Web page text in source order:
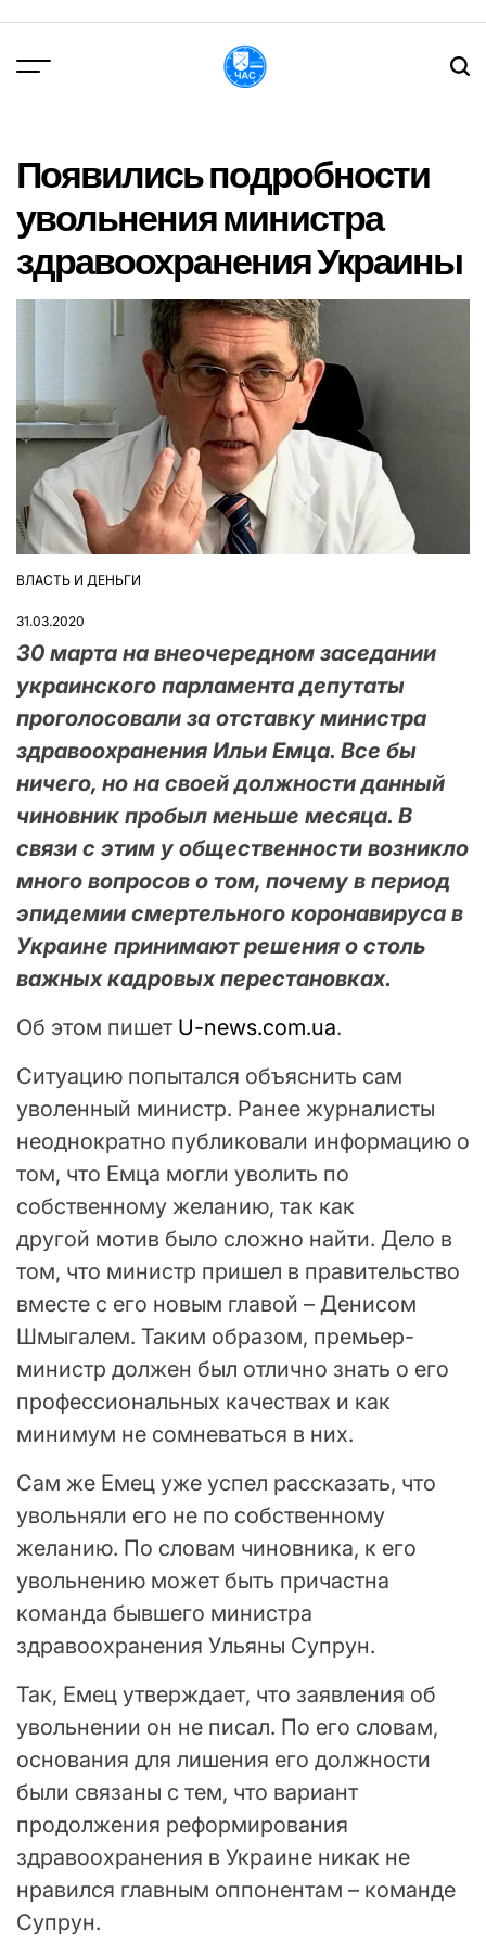
вмісту
Появились подробности
увольнения министра
здравоохранения Украины
ОПУБЛІКУВАТИ
ВЛАСТЬ И ДЕНЬГИ
31.03.2020
30 марта на внеочередном заседании
украинского парламента депутаты
проголосовали за отставку министра
здравоохранения Ильи Емца. Все бы
ничего, но на своей должности данный
чиновник пробыл меньше месяца. В
связи с этим у общественности возникло
много вопросов о том, почему в период
эпидемии смертельного коронавируса в
Украине принимают решения о столь
важных кадровых перестановках.
Об этом пишет U-news.com.ua.
Ситуацию попытался объяснить сам
уволенный министр. Ранее журналисты
неоднократно публиковали информацию о
том, что Емца могли уволить по
собственному желанию, так как
другой мотив было сложно найти. Дело в
том, что министр пришел в правительство
вместе с его новым главой – Денисом
Шмыгалем. Таким образом, премьер-
министр должен был отлично знать о его
профессиональных качествах и как
минимум не сомневаться в них.
Сам же Емец уже успел рассказать, что
увольняли его не по собственному
желанию. По словам чиновника, к его
увольнению может быть причастна
команда бывшего министра
здравоохранения Ульяны Супрун.
Так, Емец утверждает, что заявления об
увольнении он не писал. По его словам,
основания для лишения его должности
были связаны с тем, что вариант
продолжения реформирования
здравоохранения в Украине никак не
нравился главным оппонентам – команде
Супрун.